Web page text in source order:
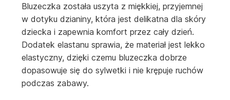
Bluzeczka została uszyta z miękkiej, przyjemnej
w dotyku dzianiny, która jest delikatna dla skóry
dziecka i zapewnia komfort przez cały dzień.
Dodatek elastanu sprawia, że materiał jest lekko
elastyczny, dzięki czemu bluzeczka dobrze
dopasowuje się do sylwetki i nie krępuje ruchów
podczas zabawy.